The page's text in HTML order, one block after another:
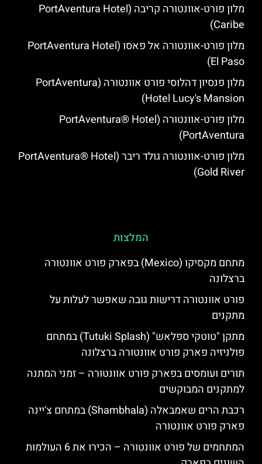
מלון פורט-אוונטורה קריבה (PortAventura Hotel
Caribe)
מלון פורט-אוונטורה אל פאסו (PortAventura Hotel
El Paso)
מלון פנסיון דהלוסי פורט אוונטורה (PortAventura
Hotel Lucy's Mansion‬)
מלון פורט-אוונטורה (PortAventura® Hotel
PortAventura)
מלון פורט-אוונטורה גולד ריבר (PortAventura® Hotel
Gold River)
המלצות
מתחם מקסיקו (Mexico) בפארק פורט אוונטורה
ברצלונה
פורט אוונטורה דרישות גובה שאפשר לעלות על
מתקנים
מתקן "טוטקי ספלאש" (Tutuki Splash) במתחם
פולניזיה פארק פורט אוונטורה ברצלונה
תורים ועומסים בפארק פורט אוונטורה – זמני המתנה
למתקנים המבוקשים
רכבת הרים שאמבאלה (Shambhala) במתחם צ'יינה
פארק פורט אוונטורה
המתחמים של פורט אוונטורה – הכירו את 6 העולמות